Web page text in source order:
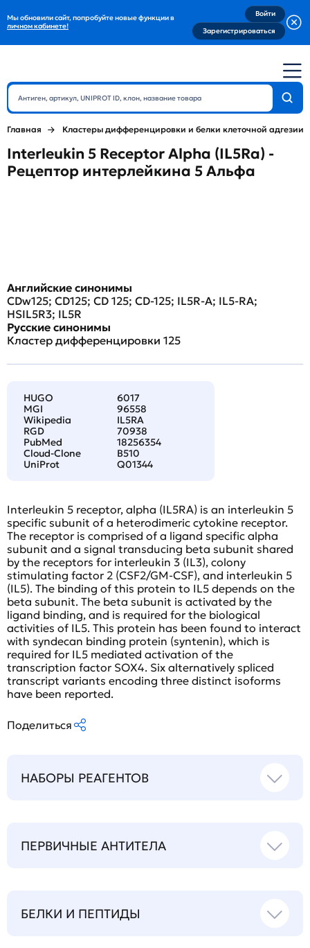
Мы обновили сайт, попробуйте новые функции в
личном кабинете!
Войти
Зарегистрироваться
Главная Кластеры дифференцировки и белки клеточной адгезии
Interleukin 5 Receptor Alpha (IL5Ra) -
Рецептор интерлейкина 5 Альфа
Английские синонимы
CDw125; CD125; CD 125; CD-125; IL5R-A; IL5-RA;
HSIL5R3; IL5R
Русские синонимы
Кластер дифференцировки 125
HUGO
6017
MGI
96558
Wikipedia
IL5RA
RGD
70938
PubMed
18256354
Cloud-Clone
B510
UniProt
Q01344
Interleukin 5 receptor, alpha (IL5RA) is an interleukin 5
specific subunit of a heterodimeric cytokine receptor.
The receptor is comprised of a ligand specific alpha
subunit and a signal transducing beta subunit shared
by the receptors for interleukin 3 (IL3), colony
stimulating factor 2 (CSF2/GM-CSF), and interleukin 5
(IL5). The binding of this protein to IL5 depends on the
beta subunit. The beta subunit is activated by the
ligand binding, and is required for the biological
activities of IL5. This protein has been found to interact
with syndecan binding protein (syntenin), which is
required for IL5 mediated activation of the
transcription factor SOX4. Six alternatively spliced
transcript variants encoding three distinct isoforms
have been reported.
Поделиться
НАБОРЫ РЕАГЕНТОВ
ПЕРВИЧНЫЕ АНТИТЕЛА
БЕЛКИ И ПЕПТИДЫ